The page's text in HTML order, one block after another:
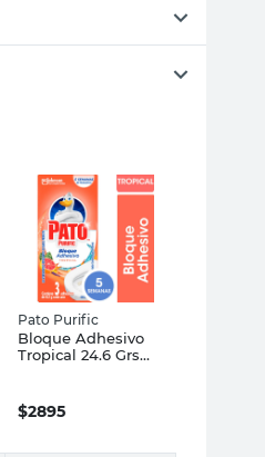
Pato Purific
Bloque Adhesivo
Tropical 24.6 Grs
$2895